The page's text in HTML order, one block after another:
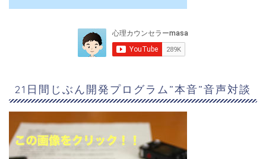
21日間じぶん開発プログラム”本音”音声対談